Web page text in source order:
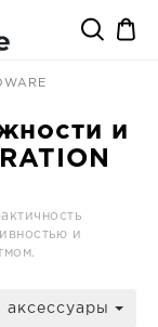
и
и